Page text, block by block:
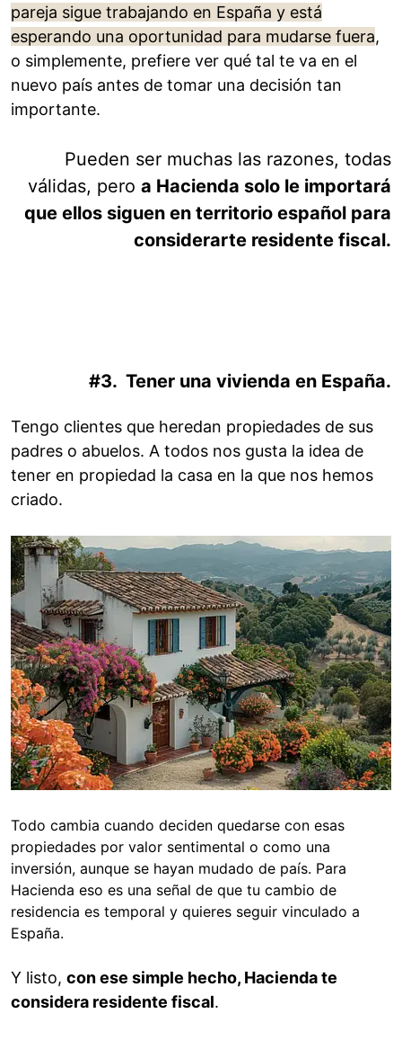
pareja sigue trabajando en España y está
esperando una oportunidad para mudarse fuera,
o simplemente, prefiere ver qué tal te va en el
nuevo país antes de tomar una decisión tan
importante.
Pueden ser muchas las razones, todas
válidas, pero a Hacienda solo le importará
que ellos siguen en territorio español para
considerarte residente fiscal.
#3. Tener una vivienda en España.
Tengo clientes que heredan propiedades de sus
padres o abuelos. A todos nos gusta la idea de
tener en propiedad la casa en la que nos hemos
criado.
Todo cambia cuando deciden quedarse con esas
propiedades por valor sentimental o como una
inversión, aunque se hayan mudado de país. Para
Hacienda eso es una señal de que tu cambio de
residencia es temporal y quieres seguir vinculado a
España.
Y listo, con ese simple hecho, Hacienda te
considera residente fiscal.